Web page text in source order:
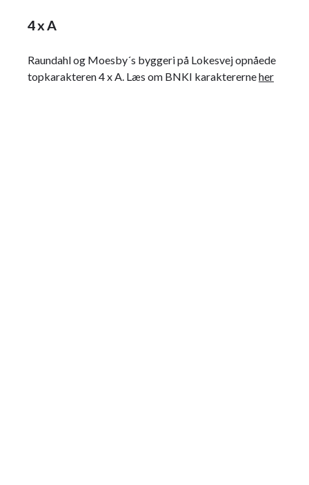
4 x A
Raundahl og Moesby´s byggeri på Lokesvej opnåede
topkarakteren 4 x A. Læs om BNKI karaktererneher